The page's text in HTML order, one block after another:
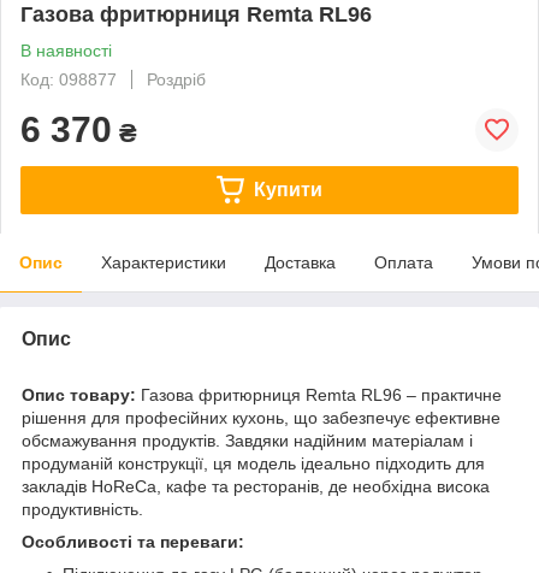
Газова фритюрниця Remta RL96
В наявності
Код: 098877
Роздріб
6 370 ₴
Купити
Опис Характеристики Доставка Оплата Умови
Опис
Опис товару: Газова фритюрниця Remta RL96 – практичне
рішення для професійних кухонь, що забезпечує ефективне
обсмажування продуктів. Завдяки надійним матеріалам і
продуманій конструкції, ця модель ідеально підходить для
закладів HoReCa, кафе та ресторанів, де необхідна висока
продуктивність.
Особливості та переваги: